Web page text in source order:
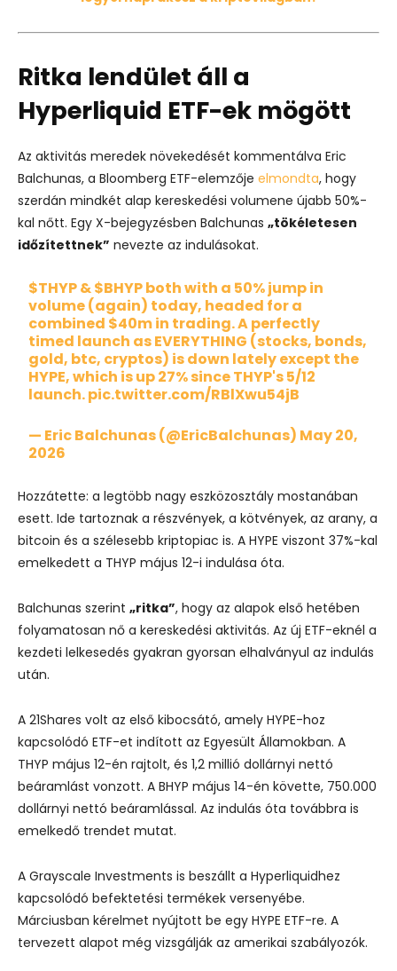
Ritka lendület áll a
Hyperliquid ETF-ek mögött
Az aktivitás meredek növekedését kommentálva Eric
Balchunas, a Bloomberg ETF-elemzője elmondta, hogy
szerdán mindkét alap kereskedési volumene újabb 50%-
kal nőtt. Egy X-bejegyzésben Balchunas „tökéletesen
időzítettnek” nevezte az indulásokat.
$THYP&$BHYPboth with a 50% jump in
volume (again) today, headed for a
combined $40m in trading. A perfectly
timed launch as EVERYTHING (stocks, bonds,
gold, btc, cryptos) is down lately except the
HYPE, which is up 27% since THYP's 5/12
launch.pic.twitter.com/RBlXwu54jB
— Eric Balchunas (@EricBalchunas) May 20,
2026
Hozzátette: a legtöbb nagy eszközosztály mostanában
esett. Ide tartoznak a részvények, a kötvények, az arany, a
bitcoin és a szélesebb kriptopiac is. A HYPE viszont 37%-kal
emelkedett a THYP május 12-i indulása óta.
Balchunas szerint „ritka”, hogy az alapok első hetében
folyamatosan nő a kereskedési aktivitás. Az új ETF-eknél a
kezdeti lelkesedés gyakran gyorsan elhalványul az indulás
után.
A 21Shares volt az első kibocsátó, amely HYPE-hoz
kapcsolódó ETF-et indított az Egyesült Államokban. A
THYP május 12-én rajtolt, és 1,2 millió dollárnyi nettó
beáramlást vonzott. A BHYP május 14-én követte, 750.000
dollárnyi nettó beáramlással. Az indulás óta továbbra is
emelkedő trendet mutat.
A Grayscale Investments is beszállt a Hyperliquidhez
kapcsolódó befektetési termékek versenyébe.
Márciusban kérelmet nyújtott be egy HYPE ETF-re. A
tervezett alapot még vizsgálják az amerikai szabályozók.